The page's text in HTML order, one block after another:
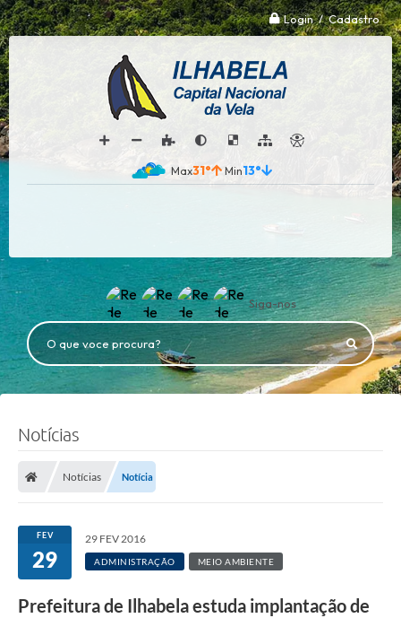
Login / Cadastro
31° 13°
Siga-nos
O que voce procura?
Notícias
Notícias Notícia
FEV
29
29 FEV 2016
ADMINISTRAÇÃO MEIO AMBIENTE
Prefeitura de Ilhabela estuda implantação de